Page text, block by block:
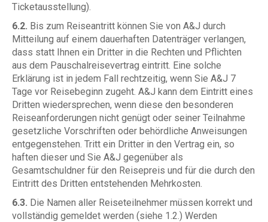
Ticketausstellung).
6.2. Bis zum Reiseantritt können Sie von A&J durch
Mitteilung auf einem dauerhaften Datenträger verlangen,
dass statt Ihnen ein Dritter in die Rechten und Pflichten
aus dem Pauschalreisevertrag eintritt. Eine solche
Erklärung ist in jedem Fall rechtzeitig, wenn Sie A&J 7
Tage vor Reisebeginn zugeht. A&J kann dem Eintritt eines
Dritten wiedersprechen, wenn diese den besonderen
Reiseanforderungen nicht genügt oder seiner Teilnahme
gesetzliche Vorschriften oder behördliche Anweisungen
entgegenstehen. Tritt ein Dritter in den Vertrag ein, so
haften dieser und Sie A&J gegenüber als
Gesamtschuldner für den Reisepreis und für die durch den
Eintritt des Dritten entstehenden Mehrkosten.
6.3. Die Namen aller Reiseteilnehmer müssen korrekt und
vollständig gemeldet werden (siehe 1.2.) Werden